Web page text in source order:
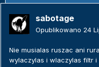
sabotage
Opublikowano 24
Nie musialas ruszac ani
wylaczylas i wlaczylas filtr i